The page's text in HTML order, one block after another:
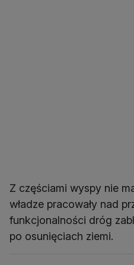
Z częściami wyspy nie
władze pracowały nad
funkcjonalności dróg
po osunięciach ziemi.